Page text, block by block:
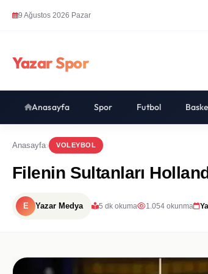
9 Ağustos 2026 Pazar
Yazar Spor
Anasayfa Spor Futbol
Anasayfa VOLEYBOL
Filenin Sultanları
E Yazar Medya 5 dk okuma 1.054 okunma